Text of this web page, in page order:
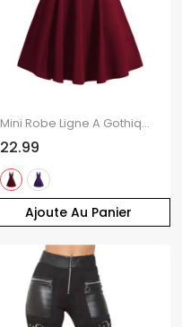
Ajoute Au Panier
Mini Robe Ligne A Gothique Croisée à Bretelle Bouclée à Taille Haute à Lacets
22.99